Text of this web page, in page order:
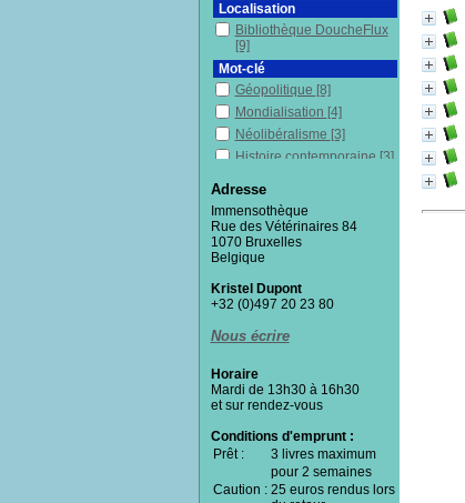
Localisation
Bibliothèque DoucheFlux
[9]
Mot-clé
Géopolitique [8]
Mondialisation [4]
Néolibéralisme [3]
Histoire contemporaine [3]
Environnement
Sciences Politiques
Écologie[2]
Droits sociaux
Digitalisation
Capitalisme[2]
Civisme[1]
Inégalités sociales
Interaction sociale
Libéralisme économique
[1]
Lutte
[1]
Adresse
Immensothèque
Rue des Vétérinaires 84
1070 Bruxelles
Belgique
Kristel Dupont
+32 (0)497 20 23 80
Nous écrire
Horaire
Mardi de 13h30 à 16h30
et sur rendez-vous
Conditions d'emprunt :
Prêt :
3 livres maximum
pour 2 semaines
Caution : 25 euros rendus lors